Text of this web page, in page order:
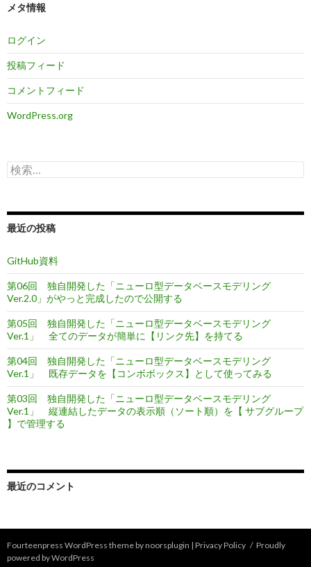
メタ情報
ログイン
投稿フィード
コメントフィード
WordPress.org
検
索:
最近の投稿
GitHub資料
第06回 独自開発した「ニューロ型データベースモデリング
Ver.2.0」がやっと完成したので公開する
第05回 独自開発した「ニューロ型データベースモデリング
Ver.1」 全てのデータが簡単に【リンク先】を持てる
第04回 独自開発した「ニューロ型データベースモデリング
Ver.1」 既存データを【コンボボックス】として使ってみる
第03回 独自開発した「ニューロ型データベースモデリング
Ver.1」 縦連結したデータの表示順（ソート順）を【 サブグループ
】で管理する
最近のコメント
Fourteenpress WordPress theme bynoorsplugin | Privacy Policy
Proudly
powered by WordPress